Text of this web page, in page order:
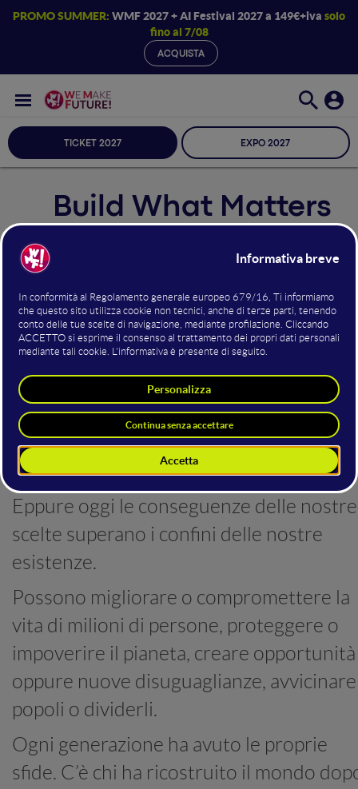
PROMO SUMMER: WMF 2027 + AI Festival 2027 a 149€+iva solo
fino al 7/08
ACQUISTA
TICKET 2027 EXPO 2027
Build What Matters
«Noi esseri umani non abbiamo più nulla
da perdere. Ma l’intera umanità rischia di
perdere ogni cosa.
Può sembrare un paradosso, perché
ciascuno di noi continuerà ad avere
da inseguire, persone da amare, imprese
da costruire e una vita da vivere.
Eppure oggi le conseguenze delle nostre
scelte superano i confini delle nostre
esistenze.
Possono migliorare o compromettere la
vita di milioni di persone, proteggere o
impoverire il pianeta, creare opportunità
oppure nuove disuguaglianze,
popoli o dividerli.
Ogni generazione ha avuto le proprie
sfide. C’è chi ha ricostruito il mondo